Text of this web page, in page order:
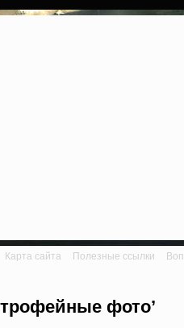
Карта сайта Полезные ссылки
фото’